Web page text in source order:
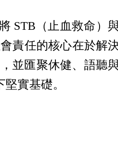
STB（止血救命）
責任的核心在於解
並匯聚休健、語聽
實基礎。